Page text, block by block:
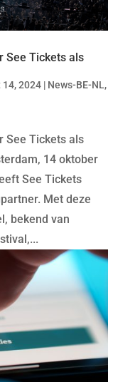
See Tickets als
14, 2024| News-BE-NL,
See Tickets als
14 oktober
See Tickets
Met deze
bekend van